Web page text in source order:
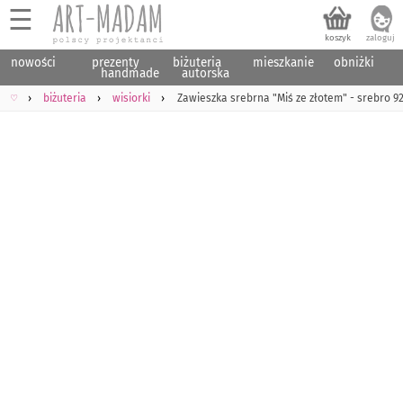
☰
nowości prezenty
handmade
biżuteria
autorska
mieszkanie obniżki
♡ biżuteria wisiorki Zawieszka srebrna "Miś ze złotem" - srebro